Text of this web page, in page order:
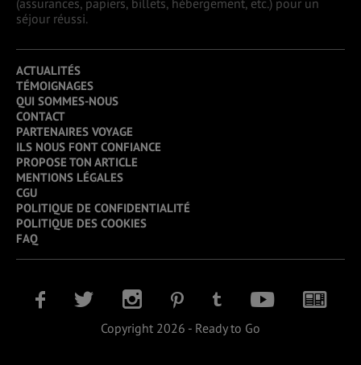
séjour réussi.
ACTUALITÉS
TÉMOIGNAGES
QUI SOMMES-NOUS
CONTACT
PARTENAIRES VOYAGE
ILS NOUS FONT CONFIANCE
PROPOSE TON ARTICLE
MENTIONS LÉGALES
CGU
POLITIQUE DE CONFIDENTIALITÉ
POLITIQUE DES COOKIES
FAQ
Copyright 2026 - Ready to Go